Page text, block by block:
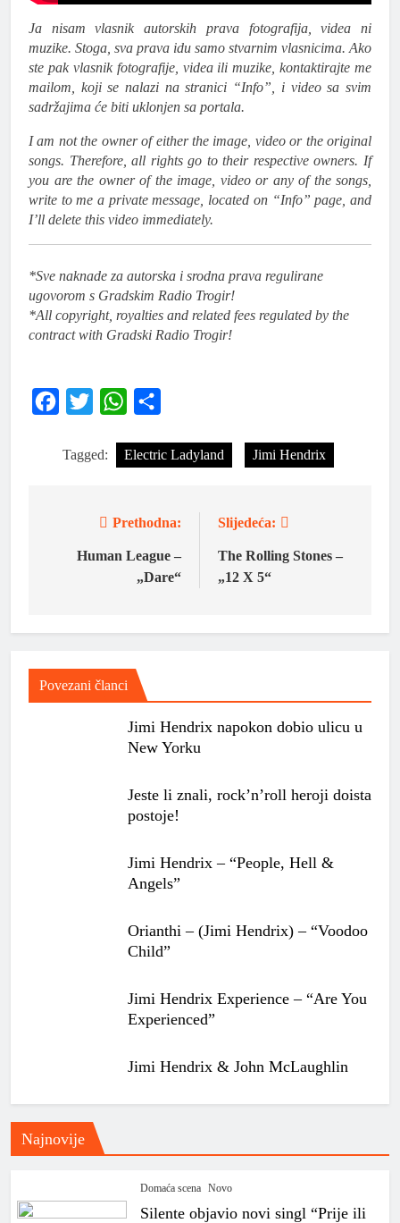
Ja nisam vlasnik autorskih prava fotografija, videa ni
muzike. Stoga, sva prava idu samo stvarnim vlasnicima. Ako
ste pak vlasnik fotografije, videa ili muzike, kontaktirajte me
mailom, koji se nalazi na stranici “Info”, i video sa svim
sadržajima će biti uklonjen sa portala.
I am not the owner of either the image, video or the original
songs. Therefore, all rights go to their respective owners. If
you are the owner of the image, video or any of the songs,
write to me a private message, located on “Info” page, and
I’ll delete this video immediately.
*Sve naknade za autorska i srodna prava regulirane
ugovorom s Gradskim Radio Trogir!
*All copyright, royalties and related fees regulated by the
contract with Gradski Radio Trogir!
FacebookTwitter WhatsApp
Tagged: Electric Ladyland Jimi Hendrix
Prethodna:
Human League –
„Dare“
Slijedeća:
The Rolling Stones –
„12 X 5“
Povezani članci
Jimi Hendrix napokon dobio ulicu u
New Yorku
Jeste li znali, rock’n’roll heroji doista
postoje!
Jimi Hendrix – “People, Hell &
Angels”
Orianthi – (Jimi Hendrix) – “Voodoo
Child”
Jimi Hendrix Experience – “Are You
Experienced”
Jimi Hendrix & John McLaughlin
Najnovije
Domaća scena Novo
Silente objavio novi singl “Prije ili